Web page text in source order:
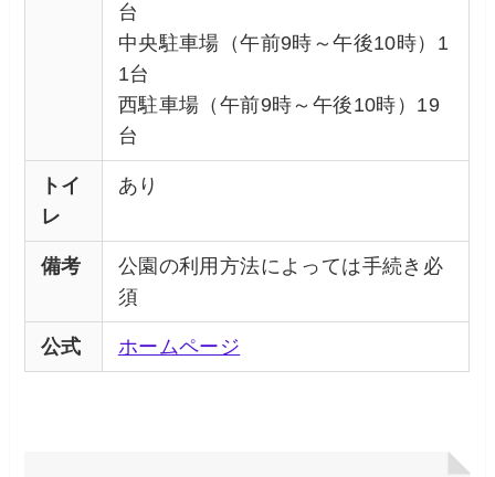
台
中央駐車場（午前9時～午後10時）1
1台
西駐車場（午前9時～午後10時）19
台
トイ
レ
あり
備考
公園の利用方法によっては手続き必
須
公式 ホームページ